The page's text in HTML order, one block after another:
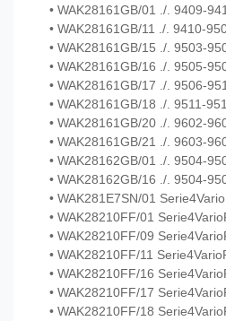
• WAK28161GB/01 ./. 9409-
• WAK28161GB/11 ./. 9410-
• WAK28161GB/15 ./. 9503-
• WAK28161GB/16 ./. 9505-
• WAK28161GB/17 ./. 9506-
• WAK28161GB/18 ./. 9511-
• WAK28161GB/20 ./. 9602-
• WAK28161GB/21 ./. 9603-
• WAK28162GB/01 ./. 9504-
• WAK28162GB/16 ./. 9504-
• WAK281E7SN/01
• WAK28210FF/01
• WAK28210FF/09
• WAK28210FF/11
• WAK28210FF/16
• WAK28210FF/17
• WAK28210FF/18